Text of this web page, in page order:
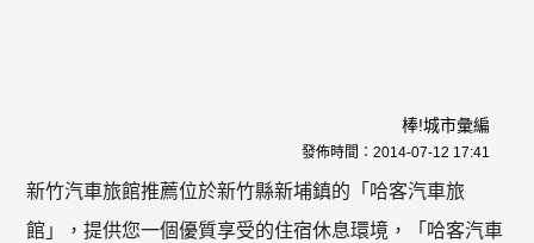
棒!城市彙編
發佈時間： 2014-07-12 17:41
新竹汽車旅館推薦位於新竹縣新埔鎮的「哈客汽車旅
館」，提供您一個優質享受的住宿休息環境，「哈客汽車